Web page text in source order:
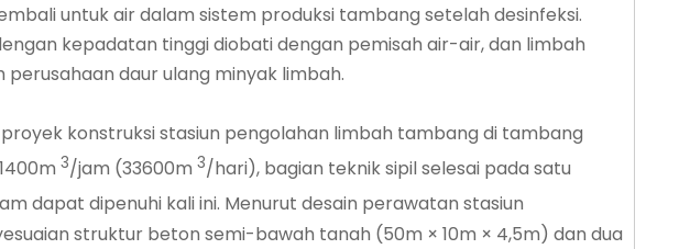
untuk air dalam sistem produksi tambang setelah desinfeksi.
kepadatan tinggi diobati dengan pemisah air-air, dan limbah
daur ulang minyak limbah.
konstruksi stasiun pengolahan limbah tambang di tambang
3/jam (33600m 3/hari), bagian teknik sipil selesai pada satu
dapat dipenuhi kali ini. Menurut desain perawatan stasiun
struktur beton semi-bawah tanah (50m × 10m × 4,5m) dan dua